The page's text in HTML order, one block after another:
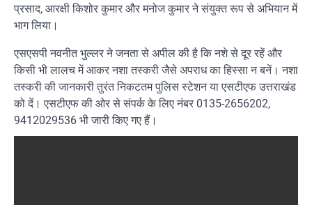
प्रसाद, आरक्षी किशोर कुमार और मनोज कुमार ने संयुक्त रूप से अभियान में
भाग लिया।
एसएसपी नवनीत भुल्लर ने जनता से अपील की है कि नशे से दूर रहें और
किसी भी लालच में आकर नशा तस्करी जैसे अपराध का हिस्सा न बनें। नशा
तस्करी की जानकारी तुरंत निकटतम पुलिस स्टेशन या एसटीएफ उत्तराखंड
को दें। एसटीएफ की ओर से संपर्क के लिए नंबर 0135-2656202,
9412029536 भी जारी किए गए हैं।